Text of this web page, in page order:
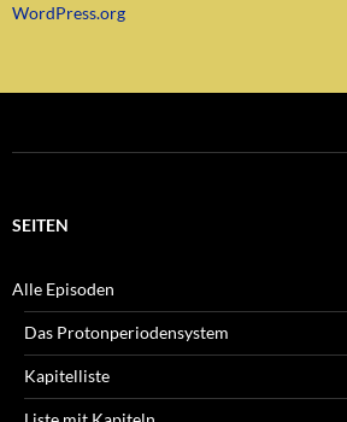
WordPress.org
SEITEN
Alle Episoden
Das Protonperiodensystem
Kapitelliste